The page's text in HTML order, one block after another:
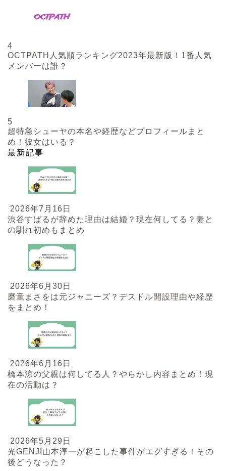
4
OCTPATH人気順ランキング2023年最新版！1番人気
メンバーは誰？
5
超特急シューヤの本名や経歴などプロフィールまと
め！彼女はいる？
最新記事
2026年7月16日
渋谷すばるが辞めた理由は結婚？現在何してる？妻と
の馴れ初めもまとめ
2026年6月30日
磨童まさをは元ジャニーズ？デスドル開設理由や経歴
をまとめ！
2026年6月16日
橋本涼の父親は何してる人？やらかし内容まとめ！現
在の活動は？
2026年5月29日
光GENJI山本淳一が起こした事件がエグすぎる！その
後どうなった？